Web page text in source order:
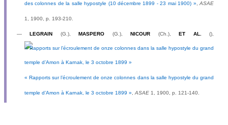
des colonnes de la salle hypostyle (10 décembre 1899 - 23 mai 1900) »,ASAE
1, 1900, p. 193-210.
— LEGRAIN (G.), MASPERO (G.), NICOUR (Ch.), ET AL.(),
« Rapports sur l’écroulement de onze colonnes dans la salle hypostyle du grand
temple d’Amon à Karnak, le 3 octobre 1899 »,ASAE 1, 1900, p. 121-140.